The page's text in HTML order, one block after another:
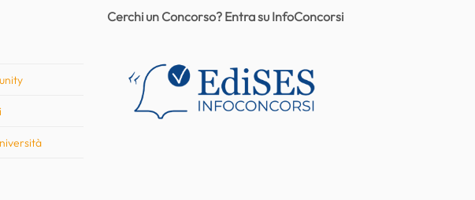
Cerchi un Concorso? Entra su InfoConcorsi